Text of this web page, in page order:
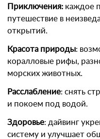
Приключения: каждое
путешествие в
открытий.
Красота природы:
коралловые рифы,
морских животных.
Расслабление: снять
и покоем под водой.
Здоровье: дайвинг
систему и улучшает